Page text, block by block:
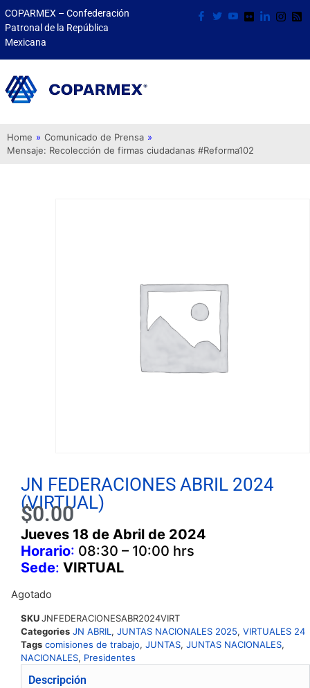
COPARMEX – Confederación
Patronal de la República
Mexicana
Home » Comunicado de Prensa »
Mensaje: Recolección de firmas ciudadanas #Reforma102
JN FEDERACIONES ABRIL 2024
(VIRTUAL)
$0.00
Jueves 18 de Abril de 2024
Horario: 08:30 – 10:00 hrs
Sede: VIRTUAL
Agotado
SKUJNFEDERACIONESABR2024VIRT
Categories JN ABRIL , JUNTAS NACIONALES 2025, VIRTUALES 24
Tags comisiones de trabajo, JUNTAS, JUNTAS NACIONALES,
NACIONALES, Presidentes
Descripción